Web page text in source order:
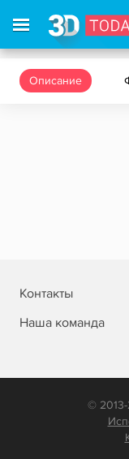
Описание
Контакты
Наша команда
©